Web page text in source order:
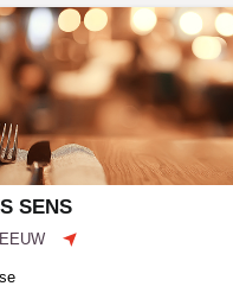
SENS